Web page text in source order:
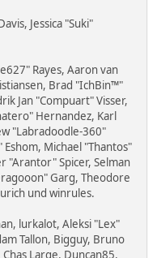
Jessica "Suki"
Rayes, Aaron van
Brad "IchBin™"
Jan "Compuart" Visser,
Hernandez, Karl
"Labradoodle-360"
Michael "Thantos"
"Arantor" Spicer, Selman
Garg, Theodore
und winrules.
lurkalot, Aleksi "Lex"
Tallon, Bigguy, Bruno
Large, Duncan85,